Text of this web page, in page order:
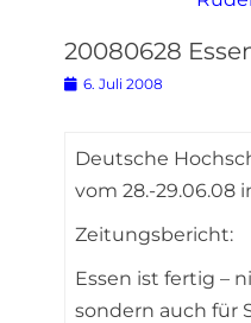
20080628
Posted
6. Juli 2008
Deutsche
vom 28.-29.06.08
Zeitungsbericht:
Essen ist fertig –
sondern auch für